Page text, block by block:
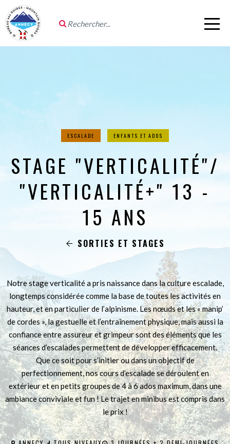
ESCALADE ENFANTS ET ADOS
STAGE "VERTICALITÉ"/
"VERTICALITÉ+" 13 -
15 ANS
SORTIES ET STAGES
Notre stage verticalité a pris naissance dans la culture escalade,
longtemps considérée comme la base de toutes les activités en
hauteur, et en particulier de l’alpinisme. Les nœuds et les « manip’
de cordes », la gestuelle et l’entraînement physique, mais aussi la
confiance entre assureur et grimpeur sont des éléments que les
séances d’escalades permettent de développer efficacement.
Que ce soit pour s’initier ou dans un objectif de
perfectionnement, nos cours d’escalade se déroulent en
extérieur et en petits groupes de 4 à 6 ados maximum, dans une
ambiance conviviale et fun ! Le trajet en minibus est compris dans
le prix !